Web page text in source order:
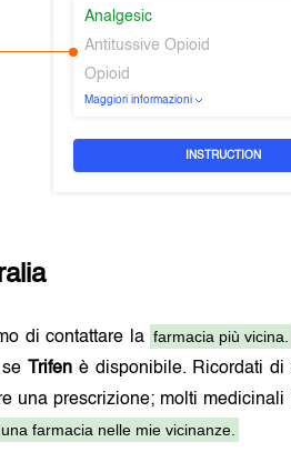
Analgesic
Antitussive Opioid
Opioid
Maggiori informazioni
INSTRUCTION
di contattare la farmacia più vicina.
Trifen è disponibile. Ricordati di
una prescrizione; molti medicinali
farmacia nelle mie vicinanze.